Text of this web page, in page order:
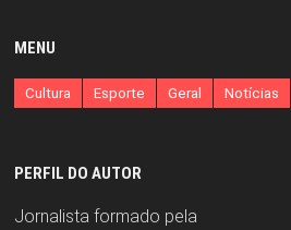
MENU
Cultura Esporte Geral Notícias
PERFIL DO AUTOR
Jornalista formado pela